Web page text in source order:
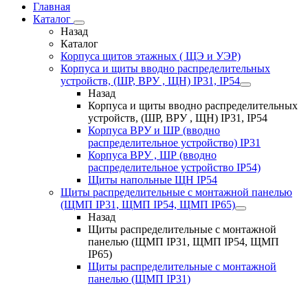
Главная
Каталог
Назад
Каталог
Корпуса щитов этажных ( ЩЭ и УЭР)
Корпуса и щиты вводно распределительных
устройств, (ШР, ВРУ , ЩН) IP31, IP54
Назад
Корпуса и щиты вводно распределительных
устройств, (ШР, ВРУ , ЩН) IP31, IP54
Корпуса ВРУ и ШР (вводно
распределительное устройство) IP31
Корпуса ВРУ , ШР (вводно
распределительное устройство IP54)
Щиты напольные ЩН IP54
Щиты распределительные с монтажной панелью
(ЩМП IP31, ЩМП IP54, ЩМП IP65)
Назад
Щиты распределительные с монтажной
панелью (ЩМП IP31, ЩМП IP54, ЩМП
IP65)
Щиты распределительные с монтажной
панелью (ЩМП IP31)